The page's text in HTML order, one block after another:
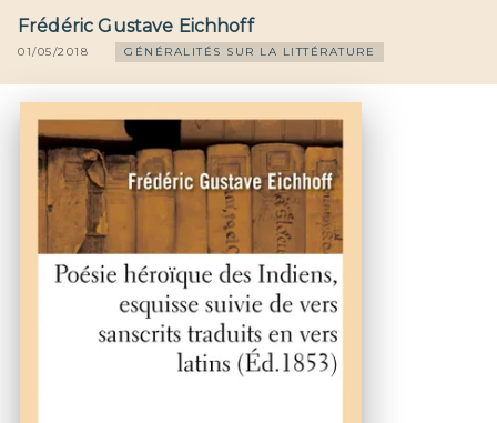
Frédéric Gustave Eichhoff
01/05/2018 GÉNÉRALITÉS SUR LA LITTÉRATURE